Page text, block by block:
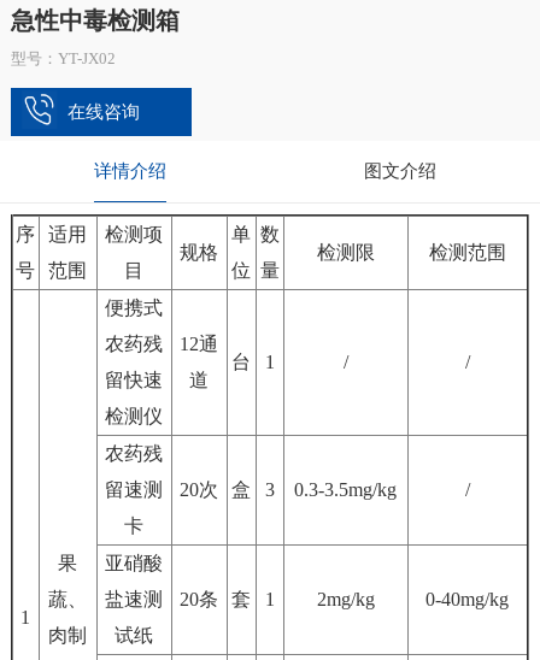
急性中毒检测箱
型号：YT-JX02
在线咨询
详情介绍 图文介绍
序
号
适用
范围
检测项
目
规格
单
位
数
量
检测限 检测范围
1
果
蔬、
肉制
便携式
农药残
留快速
检测仪
12通
道
台 1 / /
农药残
留速测
卡
20次 盒 3 0.3-3.5mg/kg /
亚硝酸
盐速测
试纸
20条 套 1 2mg/kg 0-40mg/kg